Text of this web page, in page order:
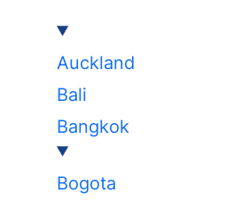
Auckland
Bali
Bangkok
Bogota